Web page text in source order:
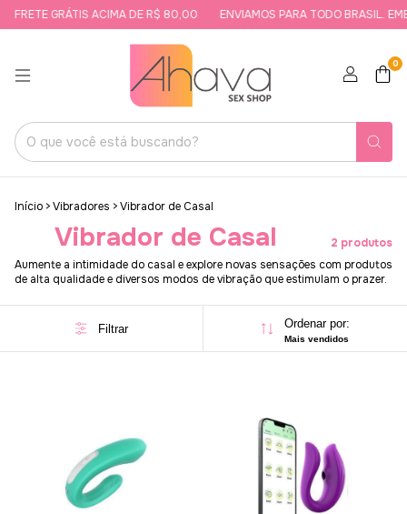
FRETE GRÁTIS ACIMA DE R$ 80,00 ENVIAMOS PARA TODO BRASIL.
0
Início >Vibradores >Vibrador de Casal
Vibrador de Casal
2 produtos
Aumente a intimidade do casal e explore novas sensações com produtos
de alta qualidade e diversos modos de vibração que estimulam o prazer.
Filtrar Ordenar por:
Mais vendidos